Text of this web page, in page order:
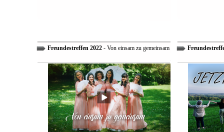
Freundestreffen 2022- Von einsam zu gemeinsam